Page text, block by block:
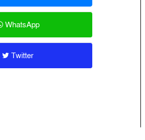
WhatsApp
Twitter